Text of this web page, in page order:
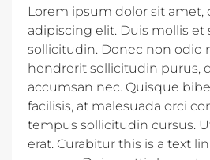
Lorem ipsum dolor sit amet,
adipiscing elit. Duis mollis et
sollicitudin. Donec non odio
hendrerit sollicitudin purus,
accumsan nec. Quisque
facilisis, at malesuada orci
tempus sollicitudin cursus.
erat. Curabitur this is a text